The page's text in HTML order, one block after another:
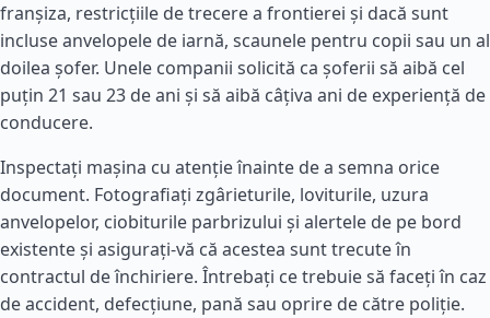
franșiza, restricțiile de trecere a frontierei și dacă sunt
incluse anvelopele de iarnă, scaunele pentru copii sau un al
doilea șofer. Unele companii solicită ca șoferii să aibă cel
puțin 21 sau 23 de ani și să aibă câțiva ani de experiență de
conducere.
Inspectați mașina cu atenție înainte de a semna orice
document. Fotografiați zgârieturile, loviturile, uzura
anvelopelor, ciobiturile parbrizului și alertele de pe bord
existente și asigurați-vă că acestea sunt trecute în
contractul de închiriere. Întrebați ce trebuie să faceți în caz
de accident, defecțiune, pană sau oprire de către poliție.